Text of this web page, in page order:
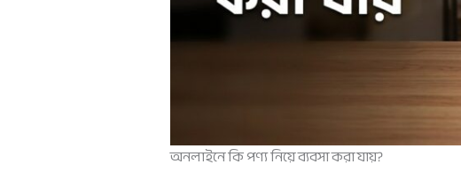
অনলাইনে কি পণ্য নিয়ে ব্যবসা করা যায়?